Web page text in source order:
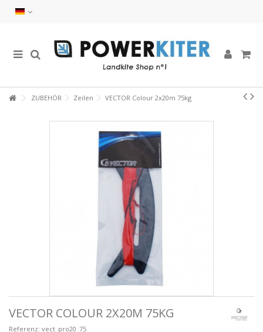
ZUBEHÖR Zeilen VECTOR Colour 2x20m 75kg
VECTOR COLOUR 2X20M 75KG
Referenz: vect_pro20_75